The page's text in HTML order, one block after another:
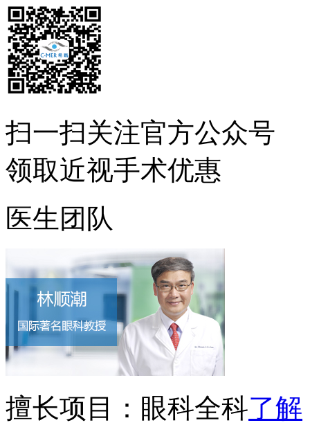
扫一扫关注官方公众号
领取近视手术优惠
医生团队
擅长项目： 眼科全科了解